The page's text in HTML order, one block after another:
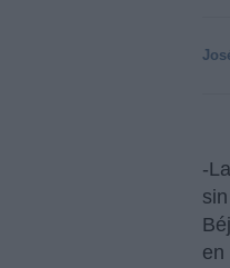
-
en